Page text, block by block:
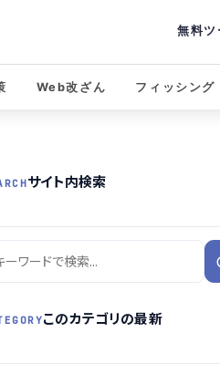
無料ツ
Web改ざん フィッシング
サイト内検索
このカテゴリの最新